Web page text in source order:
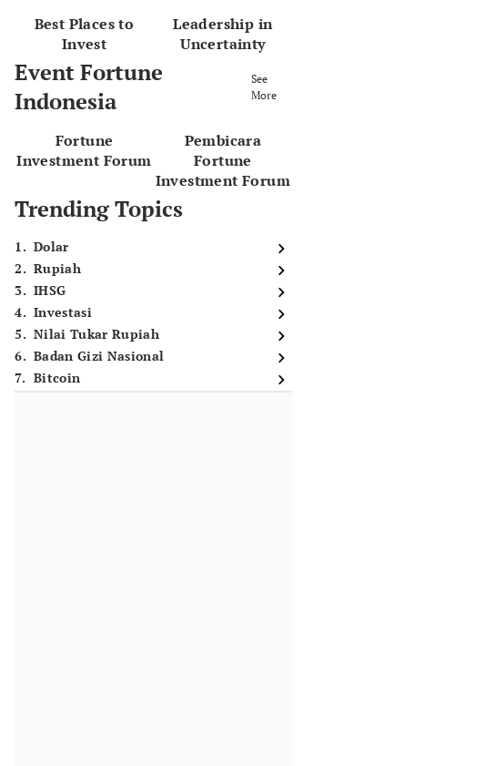
Best Places to
Invest
Leadership in
Uncertainty
Event Fortune
Indonesia
See
More
Fortune
Investment Forum
Pembicara
Fortune
Investment Forum
Trending Topics
1. Dolar
2. Rupiah
3. IHSG
4. Investasi
5. Nilai Tukar Rupiah
6. Badan Gizi Nasional
7. Bitcoin